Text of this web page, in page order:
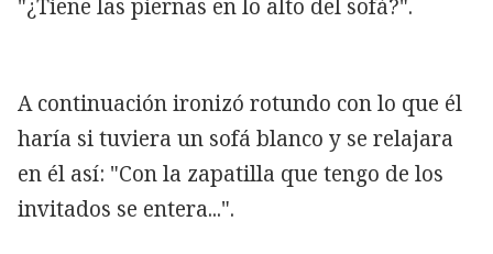
"¿Tiene las piernas en lo alto del sofá?".
A continuación ironizó rotundo con lo que él
haría si tuviera un sofá blanco y se relajara
en él así: "Con la zapatilla que tengo de los
invitados se entera...".